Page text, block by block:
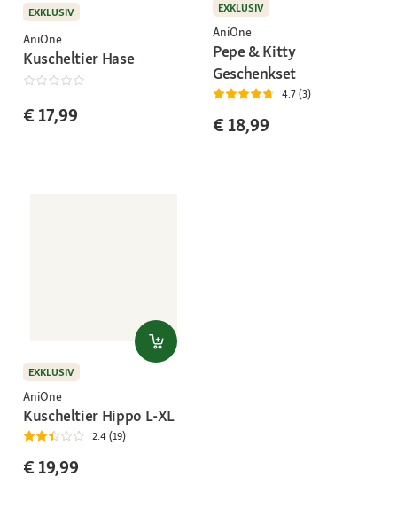
EXKLUSIV
AniOne
Kuscheltier Hase
€ 17,99
EXKLUSIV
AniOne
Pepe & Kitty
Geschenkset
4.7 (3)
€ 18,99
EXKLUSIV
AniOne
Kuscheltier Hippo L-XL
2.4 (19)
€ 19,99